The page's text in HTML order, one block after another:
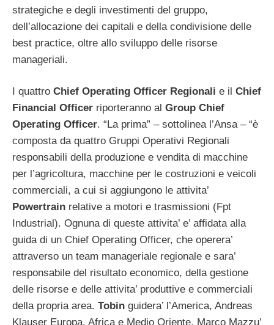
strategiche e degli investimenti del gruppo,
dell’allocazione dei capitali e della condivisione delle
best practice, oltre allo sviluppo delle risorse
manageriali.
I quattro Chief Operating Officer Regionali e il Chief
Financial Officer riporteranno al Group Chief
Operating Officer. “La prima” – sottolinea l’Ansa – “è
composta da quattro Gruppi Operativi Regionali
responsabili della produzione e vendita di macchine
per l’agricoltura, macchine per le costruzioni e veicoli
commerciali, a cui si aggiungono le attivita’
Powertrain relative a motori e trasmissioni (Fpt
Industrial). Ognuna di queste attivita’ e’ affidata alla
guida di un Chief Operating Officer, che operera’
attraverso un team manageriale regionale e sara’
responsabile del risultato economico, della gestione
delle risorse e delle attivita’ produttive e commerciali
della propria area. Tobin guidera’ l’America, Andreas
Klauser Europa, Africa e Medio Oriente, Marco Mazzu’